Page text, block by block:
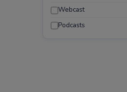
Webcast
Podcasts